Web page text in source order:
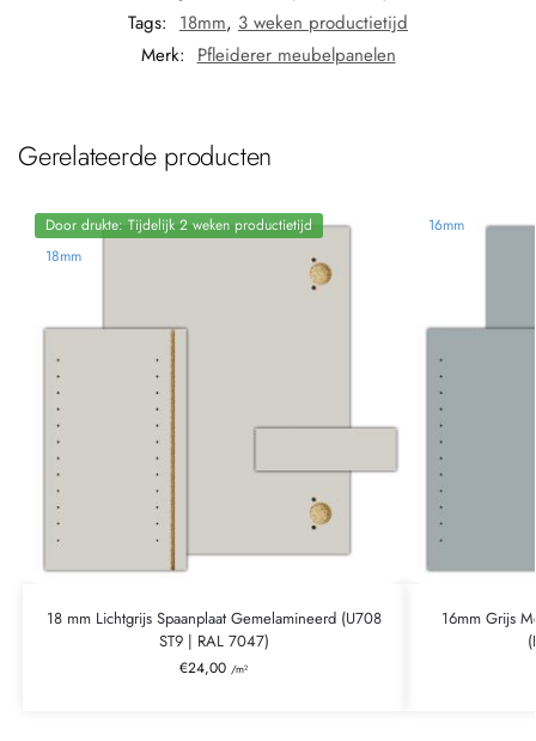
Tags: 18mm, 3 weken productietijd
Merk: Pfleiderer meubelpanelen
Gerelateerde producten
Door drukte: Tijdelijk 2 weken productietijd
18mm
18 mm Lichtgrijs Spaanplaat Gemelamineerd (U708
ST9 | RAL 7047)
€24,00 /m²
16mm
16mm Grijs